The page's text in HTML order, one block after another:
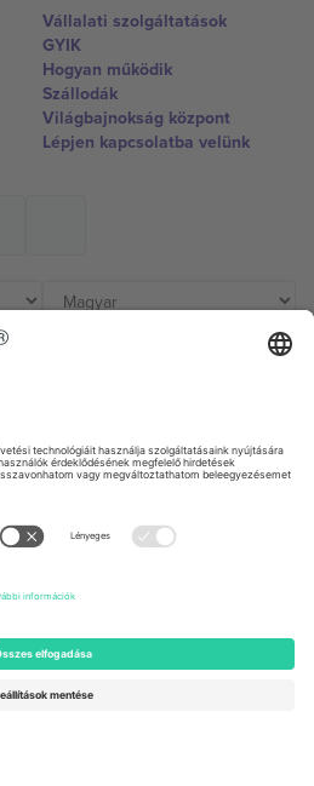
Vállalati szolgáltatások
GYIK
Hogyan működik
Szállodák
Világbajnokság központ
Lépjen kapcsolatba velünk
United Kingdom
167 City Road, London, Greater
Engelberg, Switzerland